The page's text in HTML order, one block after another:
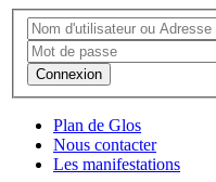
Connexion
Plan de Glos
Nous contacter
Les manifestations